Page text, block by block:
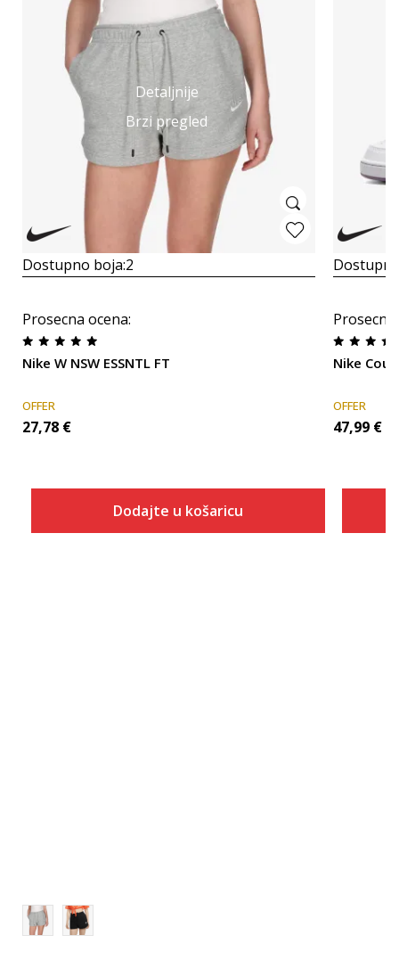
Detaljnije
Brzi pregled
Dostupno boja:2
Prosecna ocena:
Nike W NSW ESSNTL FT
OFFER
27,78 €
Dodajte u košaricu
Nike
OFFER
47,99 €